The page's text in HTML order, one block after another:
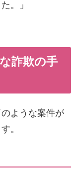
。」
詐欺の手
のような案件が
。